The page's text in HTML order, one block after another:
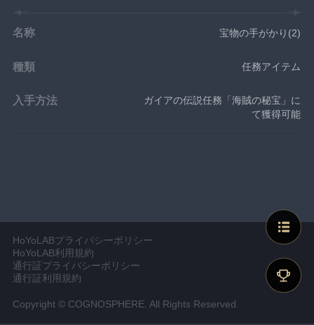
名称 宝物の手がかり(2)
種類 任務アイテム
入手方法
ガイアの伝説任務「海賊の秘宝」に
て獲得可能
HoYoLABプライバシーポリシー
HoYoLAB利用規約
通行証プライバシーポリシー
通行証利用規約
Copyright © COGNOSPHERE. All Rights Reserved.